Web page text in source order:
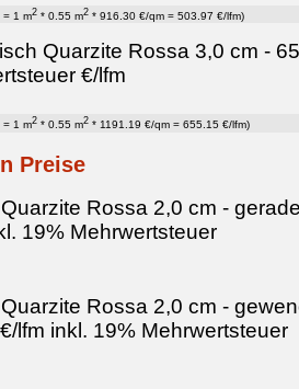
= 1 m2 * 0.55 m2 * 916.30 €/qm = 503.97 €/lfm)
Quarzite Rossa 3,0 cm -
€/lfm
= 1 m2 * 0.55 m2 * 1191.19 €/qm = 655.15 €/lfm)
Preise
Rossa 2,0 cm -
19% Mehrwertsteuer
Rossa 2,0 cm -
lfm inkl. 19% Mehrwertsteuer